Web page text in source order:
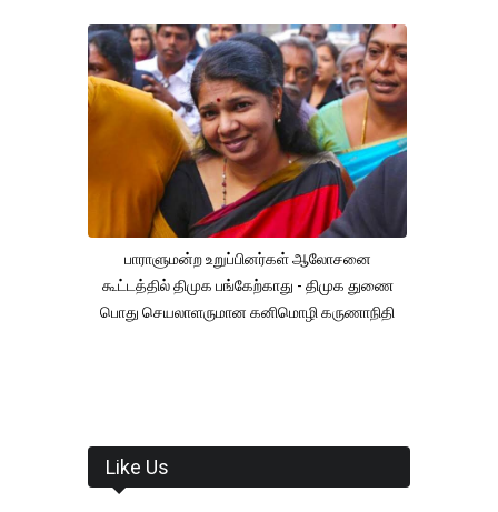
பாராளுமன்ற உறுப்பினர்கள் ஆலோசனை
கூட்டத்தில் திமுக பங்கேற்காது - திமுக துணை
பொது செயலாளருமான கனிமொழி கருணாநிதி
Like Us